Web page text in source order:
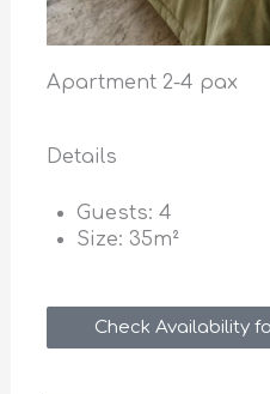
Apartment 2-4 pax
Details
Guests: 4
Size: 35m²
Check Availability